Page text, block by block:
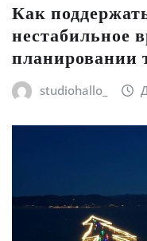
Как
нестабильное
планировании
studiohallo_